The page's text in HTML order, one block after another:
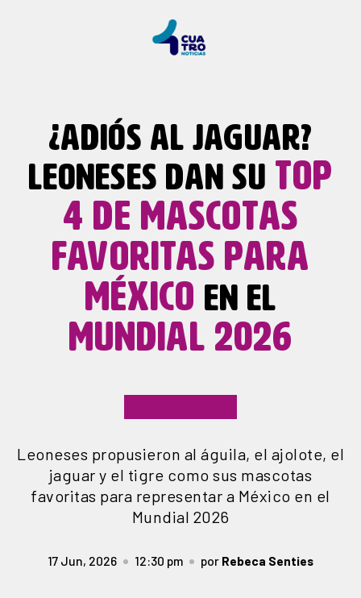
¿ADIÓS AL JAGUAR?
LEONESES DAN SU TOP
4 DE MASCOTAS
FAVORITAS PARA
MÉXICO EN EL
MUNDIAL 2026
Leoneses propusieron al águila, el ajolote, el
jaguar y el tigre como sus mascotas
favoritas para representar a México en el
Mundial 2026
17 Jun, 2026 12:30 pm por Rebeca Senties